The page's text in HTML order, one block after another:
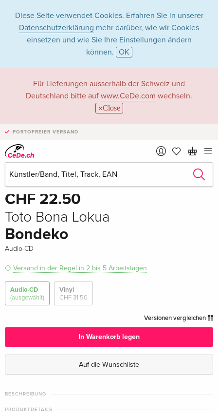
Diese Seite verwendet Cookies. Erfahren Sie in unserer
Datenschutzerklärung mehr darüber, wie wir Cookies
einsetzen und wie Sie Ihre Einstellungen ändern
können. OK
Für Lieferungen ausserhalb der Schweiz und
Deutschland bitte auf www.CeDe.com wechseln.
Close
PORTOFREIER VERSAND
Schreibe die erste Bewertung! Teilen
CHF 22.50
Toto Bona Lokua
Bondeko
Audio-CD
Versand in der Regel in 2 bis 5 Arbeitstagen
Audio-CD
(ausgewählt)
Vinyl
CHF 31.50
Versionen vergleichen
In Warenkorb legen
Auf die Wunschliste
BESCHREIBUNG
PRODUKTDETAILS